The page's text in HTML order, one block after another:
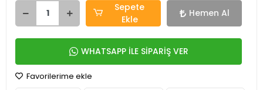
Sepete
Ekle
Hemen Al
WHATSAPP İLE SİPARİŞ VER
Favorilerime ekle